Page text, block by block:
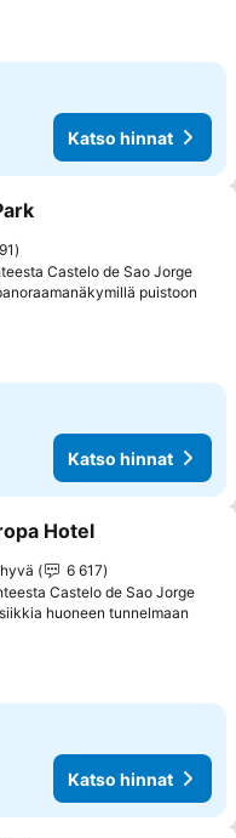
Katso hinnat
Castelo de Sao Jorge
puistoon
Katso hinnat
Hotel
6 617
Castelo de Sao Jorge
huoneen tunnelmaan
Katso hinnat